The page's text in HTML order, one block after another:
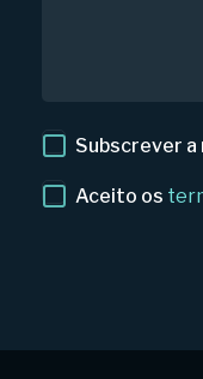
Subscrever
Aceito os